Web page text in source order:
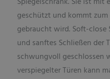
geschützt und kommt
gebraucht wird. Soft-close
und sanftes Schließen der
schwungvoll geschlossen
verspiegelter Türen kann